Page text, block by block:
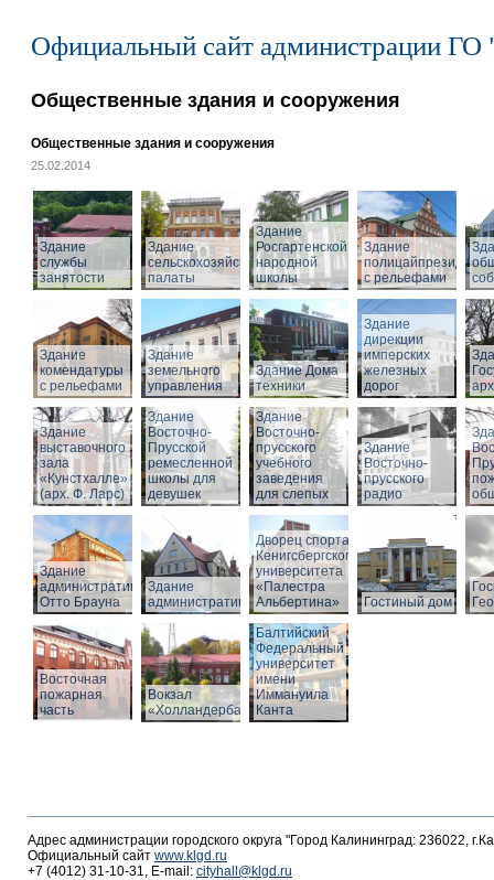
Официальный сайт администрации ГО
Общественные здания и сооружения
Общественные здания и сооружения
25.02.2014
Здание
службы
занятости
Здание
сельскохозяйственной
палаты
Здание
Росгартенской
народной
школы
Здание
полицайпрезидиума
с рельефами
Здание
комендатуры
с рельефами
Здание
земельного
управления
Здание Дома
техники
Здание
дирекции
имперских
железных
дорог
Здание
выставочного
зала
«Кунстхалле»
(арх. Ф. Ларс)
Здание
Восточно-
Прусской
ремесленной
школы для
девушек
Здание
Восточно-
прусского
учебного
заведения
для слепых
Здание
Восточно-
прусского
радио
Здание
административное
Отто Брауна
Здание
административное
Дворец спорта
Кенигсбергского
университета
«Палестра
Альбертина»
Гостиный дом
Восточная
пожарная
часть
Вокзал
«Холландербаум»
Балтийский
Федеральный
университет
имени
Иммануила
Канта
Адрес администрации городского округа "Город Калининград: 236022,
Официальный сайт www.klgd.ru
+7 (4012) 31-10-31, E-mail: cityhall@klgd.ru